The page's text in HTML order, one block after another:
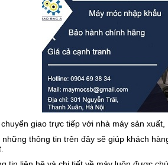
giao trực tiếp với nhà máy sản
những thông tin trên đây sẽ giúp khách